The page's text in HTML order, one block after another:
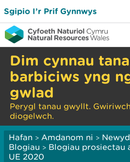
Sgipio I’r Prif Gynnwys
Dim cynnau
barbiciws yng
gwlad
Perygl tanau gwyllt.
diogelwch.
Hafan > Amdanom ni >
Blogiau > Blogiau prosiectau
UE 2020